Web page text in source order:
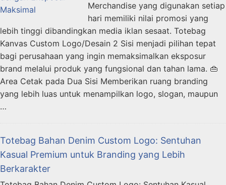
Merchandise yang digunakan setiap
hari memiliki nilai promosi yang
lebih tinggi dibandingkan media iklan sesaat. Totebag
Kanvas Custom Logo/Desain 2 Sisi menjadi pilihan tepat
bagi perusahaan yang ingin memaksimalkan eksposur
brand melalui produk yang fungsional dan tahan lama. 👜
Area Cetak pada Dua Sisi Memberikan ruang branding
yang lebih luas untuk menampilkan logo, slogan, maupun
…
Totebag Bahan Denim Custom Logo: Sentuhan
Kasual Premium untuk Branding yang Lebih
Berkarakter